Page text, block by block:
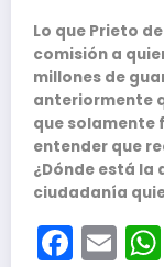
Lo que Prieto
comisión a
millones de
anteriormente
que solamente
entender que
¿Dónde está la
ciudadanía